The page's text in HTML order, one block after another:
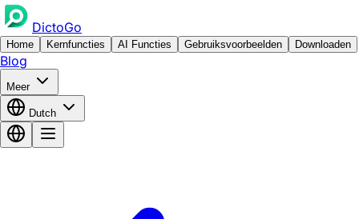
DictoGo
Home Kernfuncties AI Functies Gebruiksvoorbeelden Downloaden
Blog
Meer
Dutch